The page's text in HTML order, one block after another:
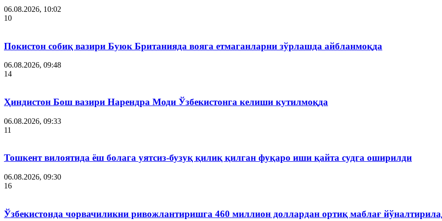
06.08.2026, 10:02
10
Покистон собиқ вазири Буюк Британияда вояга етмаганларни зўрлашда айбланмоқда
06.08.2026, 09:48
14
Ҳиндистон Бош вазири Нарендра Моди Ўзбекистонга келиши кутилмоқда
06.08.2026, 09:33
11
Тошкент вилоятида ёш болага уятсиз-бузуқ қилиқ қилган фуқаро иши қайта судга оширилди
06.08.2026, 09:30
16
Ўзбекистонда чорвачиликни ривожлантиришга 460 миллион доллардан ортиқ маблағ